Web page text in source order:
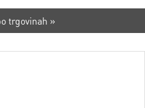
trgovinah »